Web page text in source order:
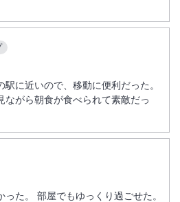
に近いので、移動に便利だった。
ながら朝食が食べられて素敵だっ
た。 部屋でもゆっくり過ごせた。